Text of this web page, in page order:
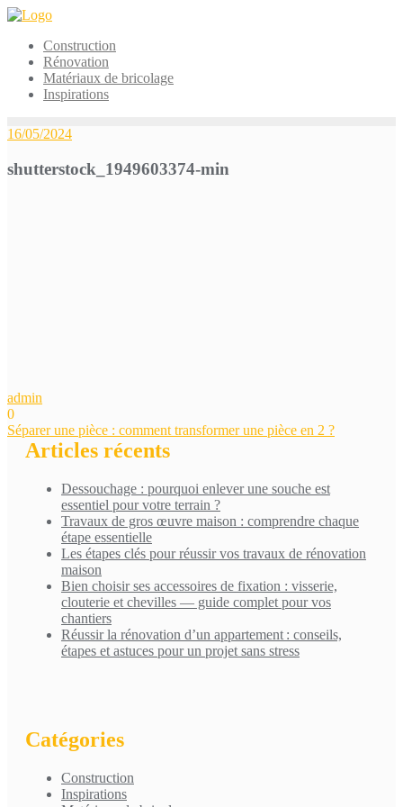
Skip
contentConstruction
Rénovation
Matériaux de bricolage
Inspirations
16/05/2024
shutterstock_1949603374-min
admin
0
Navigation
de
l’article
Séparer une pièce : comment transformer une pièce en 2 ?
Articles récents
Dessouchage : pourquoi enlever une souche est
essentiel pour votre terrain ?
Travaux de gros œuvre maison : comprendre chaque
étape essentielle
Les étapes clés pour réussir vos travaux de rénovation
maison
Bien choisir ses accessoires de fixation : visserie,
clouterie et chevilles — guide complet pour vos
chantiers
Réussir la rénovation d’un appartement : conseils,
étapes et astuces pour un projet sans stress
Catégories
Construction
Inspirations